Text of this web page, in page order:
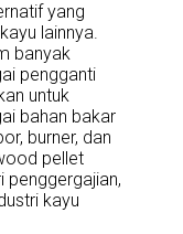
yang
lainnya.
banyak
pengganti
untuk
bahan bakar
burner, dan
pellet
penggergajian,
kayu